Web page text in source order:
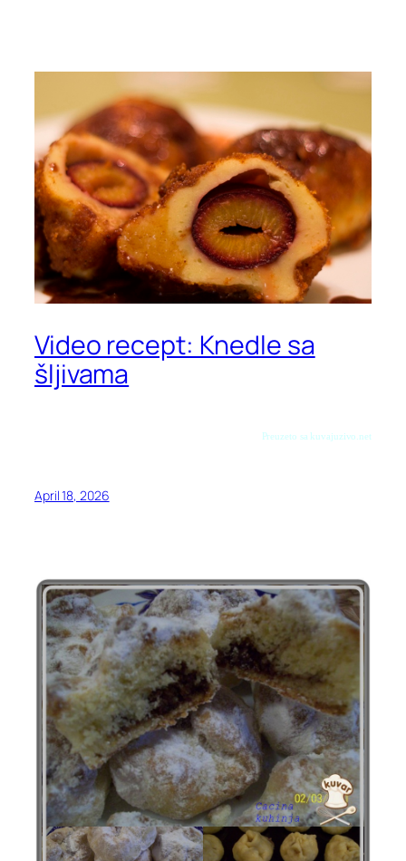
Video recept: Knedle sa
šljivama
Preuzeto sa kuvajuzivo.net
April 18, 2026